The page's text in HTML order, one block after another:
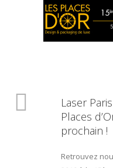
Laser
Places
prochain !
Retrouvez